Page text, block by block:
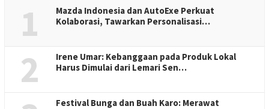
1
Mazda Indonesia dan AutoExe Perkuat
Kolaborasi, Tawarkan Personalisasi…
2
Irene Umar: Kebanggaan pada Produk Lokal
Harus Dimulai dari Lemari Sen…
Festival Bunga dan Buah Karo: Merawat